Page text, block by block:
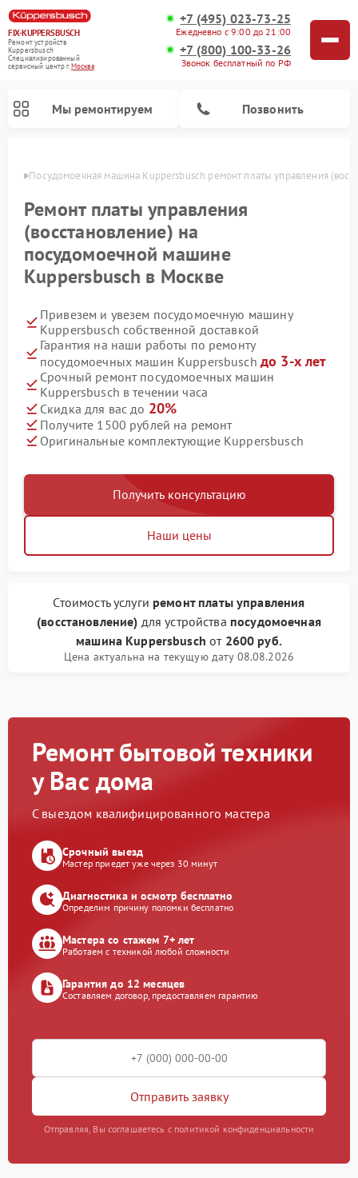
FIX-KUPPERSBUSCH
Ремонт устройств
Kuppersbusch
Специализированный
cервисный центр г.Москва
+7 (495) 023-73-25
Ежедневно с 9:00 до 21:00
+7 (800) 100-33-26
Звонок бесплатный по РФ
Мы ремонтируем Позвонить
Посудомоечная машина Kuppersbusch ремонт платы управления
Ремонт платы управления
(восстановление) на
посудомоечной машине
Kuppersbusch в Москве
Привезем и увезем посудомоечную машину
Kuppersbusch собственной доставкой
Гарантия на наши работы по ремонту
посудомоечных машин Kuppersbusch до 3-х лет
Срочный ремонт посудомоечных машин
Kuppersbusch в течении часа
Скидка для вас до 20%
Получите 1500 рублей на ремонт
Оригинальные комплектующие Kuppersbusch
Получить консультацию
Наши цены
Стоимость услуги ремонт платы управления
(восстановление) для устройства посудомоечная
машина Kuppersbusch от 2600 руб.
Цена актуальна на текущую дату 08.08.2026
Ремонт бытовой техники
у Вас дома
С выездом квалифицированного мастера
Срочный выезд
Мастер приедет уже через 30 минут
Диагностика и осмотр бесплатно
Определим причину поломки бесплатно
Мастера со стажем 7+ лет
Работаем с техникой любой сложности
Гарантия до 12 месяцев
Составляем договор, предоставляем гарантию
Отправить заявку
Отправляя, Вы соглашаетесь с политикой конфиденциальности